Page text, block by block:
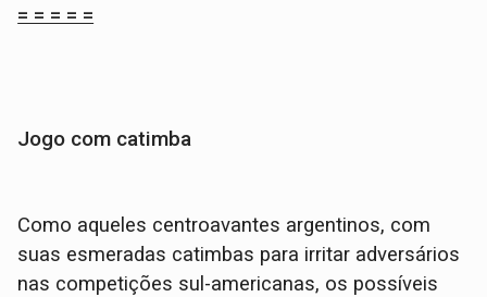
= = = = =
Jogo com catimba
Como aqueles centroavantes argentinos, com
suas esmeradas catimbas para irritar adversários
nas competições sul-americanas, os possíveis